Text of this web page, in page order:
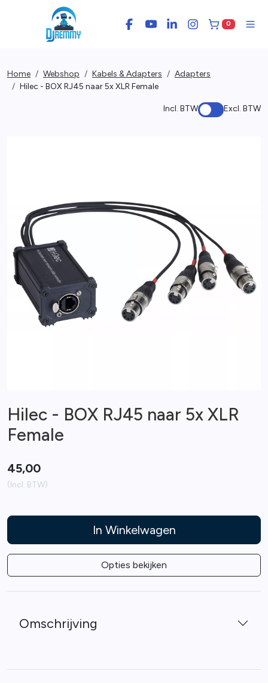
Facebook
YouTubeLinkedInInstagram
0
Home Webshop Kabels & Adapters
Adapters
Hilec - BOX RJ45 naar 5x XLR Female
Incl. BTW Excl. BTW
Hilec - BOX RJ45 naar 5x XLR
Female
45,00
(Incl. BTW)
In Winkelwagen
Opties bekijken
Omschrijving